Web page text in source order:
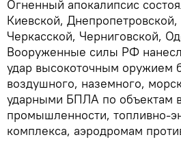
Огненный апокалипсис
Киевской, Днепропетровской,
Черкасской, Черниговской,
Вооруженные силы РФ
удар высокоточным оружием
воздушного, наземного,
ударными БПЛА по объектам
промышленности, топливно-
комплекса, аэродромам